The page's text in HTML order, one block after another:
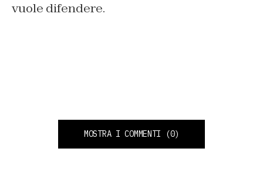
vuole difendere.
MOSTRA I COMMENTI (0)